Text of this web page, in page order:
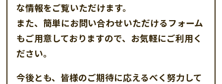
な情報をご覧いただけます。
また、簡単にお問い合わせいただけるフォーム
もご用意しておりますので、お気軽にご利用く
ださい。
今後とも、皆様のご期待に応えるべく努力して